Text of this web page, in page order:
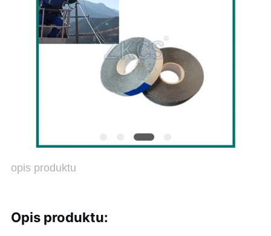
opis produktu
Opis produktu: